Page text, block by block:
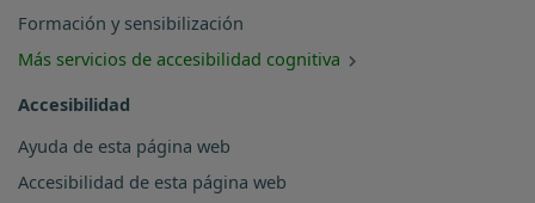
Formación y sensibilización
Más servicios de accesibilidad cognitiva
Accesibilidad
Ayuda de esta página web
Accesibilidad de esta página web